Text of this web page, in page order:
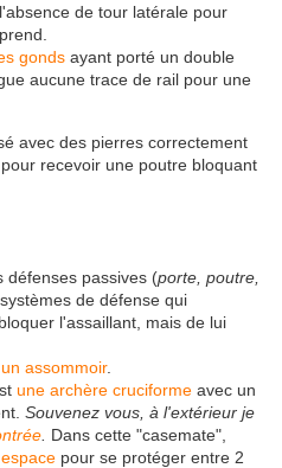
de tour latérale pour
gonds ayant porté un double
aucune trace de rail pour une
avec des pierres correctement
pour recevoir une poutre bloquant
défenses passives (porte, poutre,
de défense qui
l'assaillant, mais de lui
un assommoir.
une archère cruciforme avec un
Souvenez vous, à l'extérieur je
Dans cette "casemate",
pour se protéger entre 2